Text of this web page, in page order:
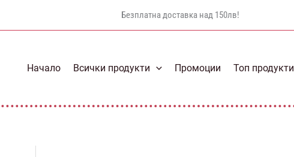
Безплатна доставка над 150лв!
Начало Всички продукти Промоции Топ продукти